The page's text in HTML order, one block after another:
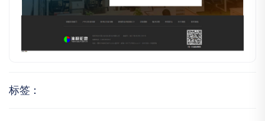
标签：